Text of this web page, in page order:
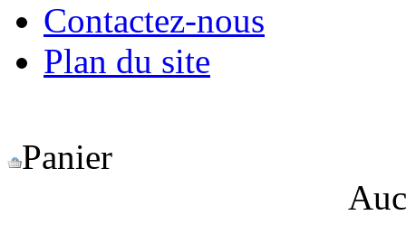
Contactez-nous
Plan du site
Panier